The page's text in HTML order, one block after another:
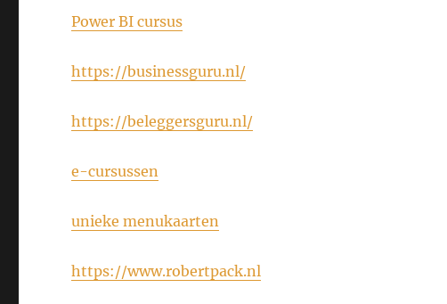
Power BI cursus
https://businessguru.nl/
https://beleggersguru.nl/
e-cursussen
unieke menukaarten
https://www.robertpack.nl